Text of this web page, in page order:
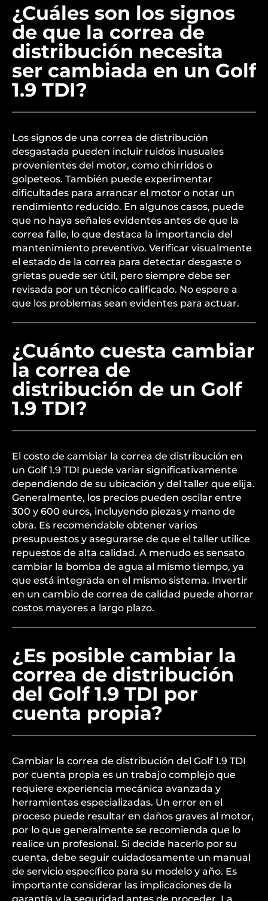
¿Cuáles son los signos
de que la correa de
distribución necesita
ser cambiada en un Golf
1.9 TDI?
Los signos de una correa de distribución
desgastada pueden incluir ruidos inusuales
provenientes del motor, como chirridos o
golpeteos. También puede experimentar
dificultades para arrancar el motor o notar un
rendimiento reducido. En algunos casos, puede
que no haya señales evidentes antes de que la
correa falle, lo que destaca la importancia del
mantenimiento preventivo. Verificar visualmente
el estado de la correa para detectar desgaste o
grietas puede ser útil, pero siempre debe ser
revisada por un técnico calificado. No espere a
que los problemas sean evidentes para actuar.
¿Cuánto cuesta cambiar
la correa de
distribución de un Golf
1.9 TDI?
El costo de cambiar la correa de distribución en
un Golf 1.9 TDI puede variar significativamente
dependiendo de su ubicación y del taller que elija.
Generalmente, los precios pueden oscilar entre
300 y 600 euros, incluyendo piezas y mano de
obra. Es recomendable obtener varios
presupuestos y asegurarse de que el taller utilice
repuestos de alta calidad. A menudo es sensato
cambiar la bomba de agua al mismo tiempo, ya
que está integrada en el mismo sistema. Invertir
en un cambio de correa de calidad puede ahorrar
costos mayores a largo plazo.
¿Es posible cambiar la
correa de distribución
del Golf 1.9 TDI por
cuenta propia?
Cambiar la correa de distribución del Golf 1.9 TDI
por cuenta propia es un trabajo complejo que
requiere experiencia mecánica avanzada y
herramientas especializadas. Un error en el
proceso puede resultar en daños graves al motor,
por lo que generalmente se recomienda que lo
realice un profesional. Si decide hacerlo por su
cuenta, debe seguir cuidadosamente un manual
de servicio específico para su modelo y año. Es
importante considerar las implicaciones de la